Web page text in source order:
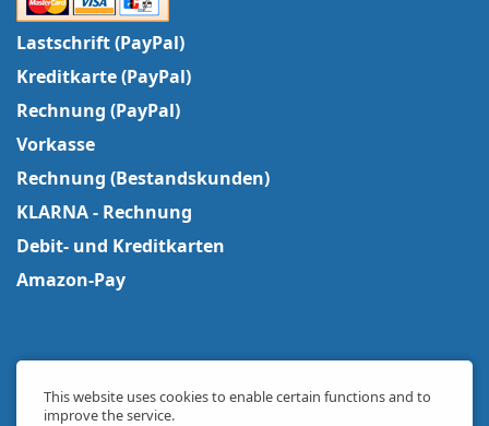
Lastschrift (PayPal)
Kreditkarte (PayPal)
Rechnung (PayPal)
Vorkasse
Rechnung (Bestandskunden)
KLARNA - Rechnung
Debit- und Kreditkarten
Amazon-Pay
This website uses cookies to enable certain functions and to
improve the service.